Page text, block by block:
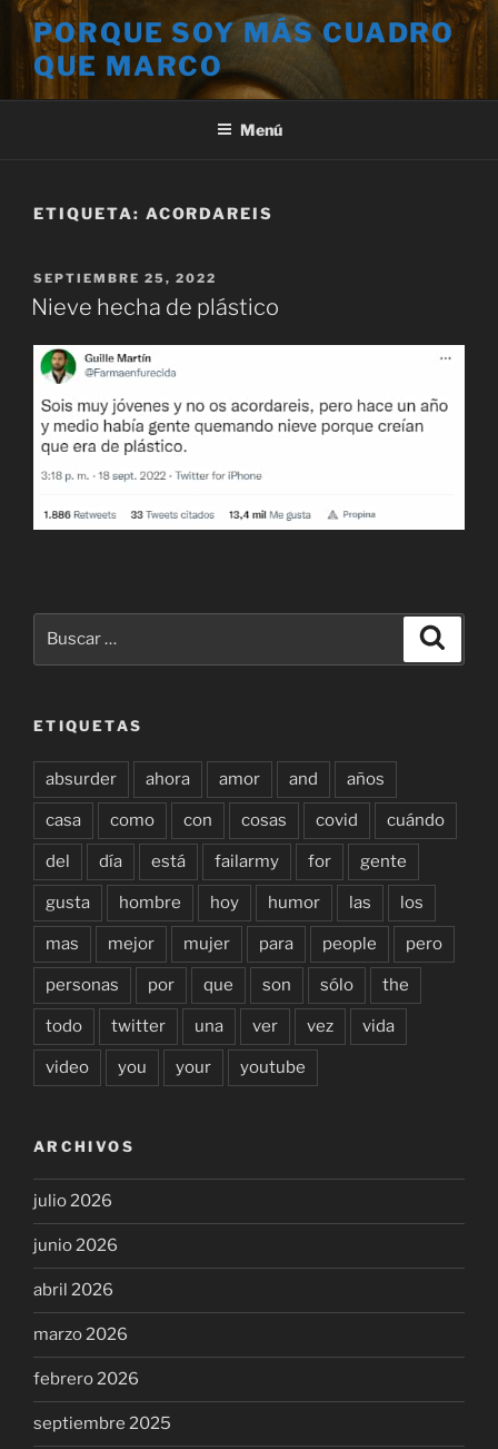
Saltar
contenido
PORQUE SOY MÁS CUADRO
QUE MARCO
Menú
ETIQUETA: ACORDAREIS
PUBLICADO
EL
SEPTIEMBRE 25, 2022
Nieve hecha de plástico
ETIQUETAS
absurder ahora amor and años
casa como con cosas covid cuándo
del día está failarmy for gente
gusta hombre hoy humor las los
mas mejor mujer para people pero
personas por que son sólo the
todo twitter una ver vez vida
video you your youtube
ARCHIVOS
julio 2026
junio 2026
abril 2026
marzo 2026
febrero 2026
septiembre 2025